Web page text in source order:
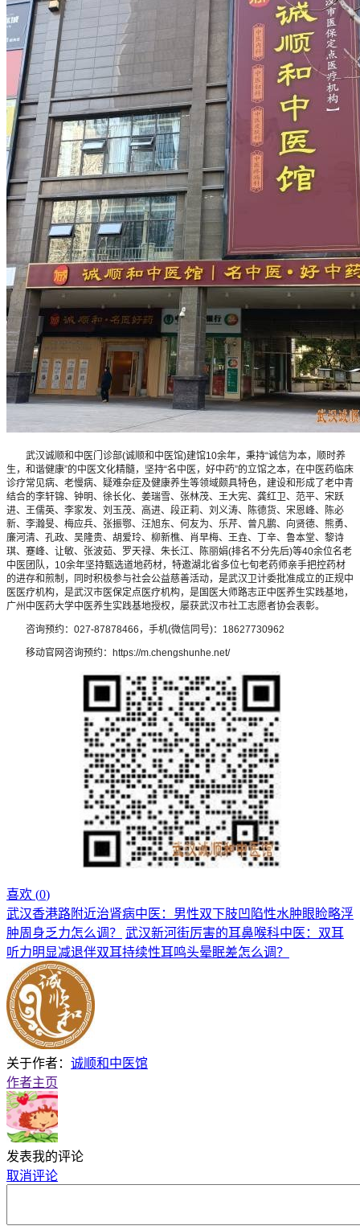
武汉诚顺和中医门诊部(诚顺和中医馆)建馆10余年，秉持“诚信为本，顺时养
生，和谐健康”的中医文化精髓，坚持“名中医，好中药”的立馆之本，在中医药临床
诊疗常见病、老慢病、疑难杂症及健康养生等领域颇具特色，建设和形成了老中青
结合的李轩锦、钟明、徐长化、姜瑞雪、张林茂、王大宪、龚红卫、范平、宋跃
进、王儒英、李家发、刘玉茂、高进、段正莉、刘义涛、陈德货、宋恩峰、陈必
新、李瀚旻、梅应兵、张振鄂、汪旭东、何友为、乐芹、曾凡鹏、向贤德、熊勇、
廉河清、孔政、吴隆贵、胡爱玲、柳新樵、肖早梅、王垚、丁辛、鲁本堂、黎诗
琪、蹇峰、让敏、张波茹、罗天禄、朱长江、陈丽娟(排名不分先后)等40余位名老
中医团队，10余年坚持甄选道地药材，特邀湖北省多位七旬老药师亲手把控药材
的进存和煎制，同时积极参与社会公益慈善活动，是武汉卫计委批准成立的正规中
医医疗机构，是武汉市医保定点医疗机构，是国医大师路志正中医养生实践基地，
广州中医药大学中医养生实践基地授权，屡获武汉市社工志愿者协会表彰。
咨询预约：027-87878466，手机(微信同号)：18627730962
移动官网咨询预约：https://m.chengshunhe.net/
喜欢 (0)
武汉香港路附近治肾病中医：男性双下肢凹陷性水肿眼睑略浮
肿周身乏力怎么调？
武汉新河街厉害的耳鼻喉科中医：双耳
听力明显减退伴双耳持续性耳鸣头晕眠差怎么调？
关于作者： 诚顺和中医馆
作者主页
发表我的评论
取消评论